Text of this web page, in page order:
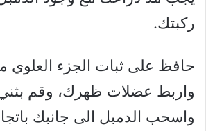
ركبتك.
حافظ على ثبات الجزء
واربط عضلات ظهرك، وقم
واسحب الدمبل الى جانبك